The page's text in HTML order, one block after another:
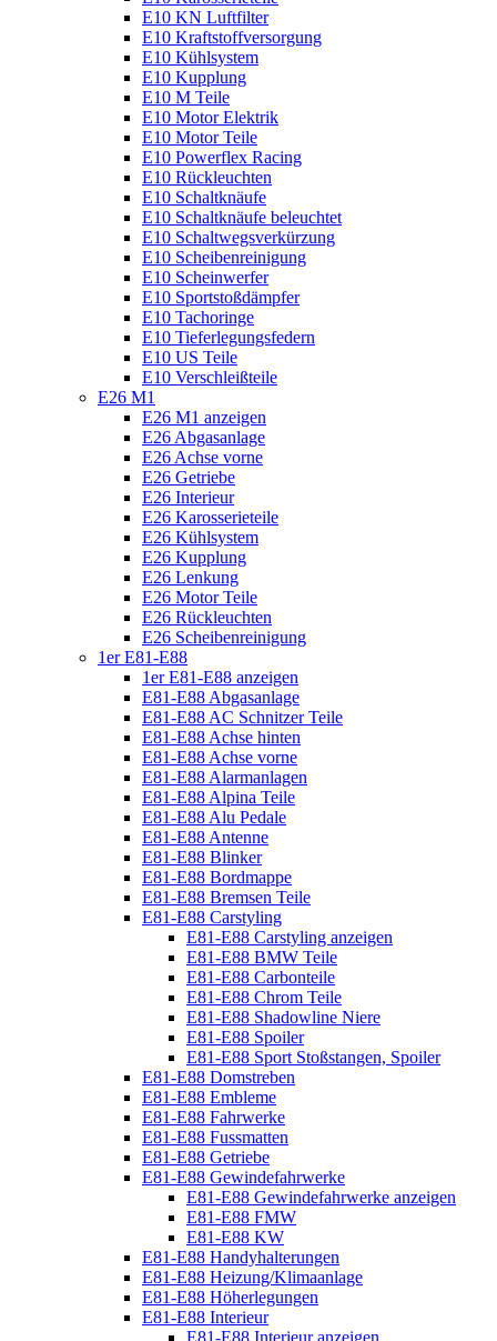
E10 KN Luftfilter
E10 Kraftstoffversorgung
E10 Kühlsystem
E10 Kupplung
E10 M Teile
E10 Motor Elektrik
E10 Motor Teile
E10 Powerflex Racing
E10 Rückleuchten
E10 Schaltknäufe
E10 Schaltknäufe beleuchtet
E10 Schaltwegsverkürzung
E10 Scheibenreinigung
E10 Scheinwerfer
E10 Sportstoßdämpfer
E10 Tachoringe
E10 Tieferlegungsfedern
E10 US Teile
E10 Verschleißteile
E26 M1
E26 M1 anzeigen
E26 Abgasanlage
E26 Achse vorne
E26 Getriebe
E26 Interieur
E26 Karosserieteile
E26 Kühlsystem
E26 Kupplung
E26 Lenkung
E26 Motor Teile
E26 Rückleuchten
E26 Scheibenreinigung
1er E81-E88
1er E81-E88 anzeigen
E81-E88 Abgasanlage
E81-E88 AC Schnitzer Teile
E81-E88 Achse hinten
E81-E88 Achse vorne
E81-E88 Alarmanlagen
E81-E88 Alpina Teile
E81-E88 Alu Pedale
E81-E88 Antenne
E81-E88 Blinker
E81-E88 Bordmappe
E81-E88 Bremsen Teile
E81-E88 Carstyling
E81-E88 Carstyling anzeigen
E81-E88 BMW Teile
E81-E88 Carbonteile
E81-E88 Chrom Teile
E81-E88 Shadowline Niere
E81-E88 Spoiler
E81-E88 Sport Stoßstangen, Spoiler
E81-E88 Domstreben
E81-E88 Embleme
E81-E88 Fahrwerke
E81-E88 Fussmatten
E81-E88 Getriebe
E81-E88 Gewindefahrwerke
E81-E88 Gewindefahrwerke anzeigen
E81-E88 FMW
E81-E88 KW
E81-E88 Handyhalterungen
E81-E88 Heizung/Klimaanlage
E81-E88 Höherlegungen
E81-E88 Interieur
E81-E88 Interieur anzeigen